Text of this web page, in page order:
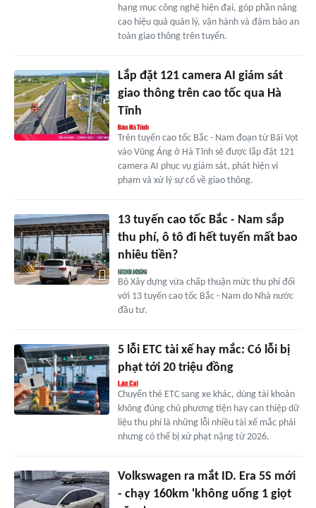
hạng mục công nghệ hiện đại, góp phần nâng
cao hiệu quả quản lý, vận hành và đảm bảo an
toàn giao thông trên tuyến.
Lắp đặt 121 camera AI giám sát
giao thông trên cao tốc qua Hà
Tĩnh
Trên tuyến cao tốc Bắc - Nam đoạn từ Bãi Vọt
vào Vũng Áng ở Hà Tĩnh sẽ được lắp đặt 121
camera AI phục vụ giám sát, phát hiện vi
phạm và xử lý sự cố về giao thông.
13 tuyến cao tốc Bắc - Nam sắp
thu phí, ô tô đi hết tuyến mất bao
nhiêu tiền?
Bộ Xây dựng vừa chấp thuận mức thu phí đối
với 13 tuyến cao tốc Bắc - Nam do Nhà nước
đầu tư.
5 lỗi ETC tài xế hay mắc: Có lỗi bị
phạt tới 20 triệu đồng
Chuyển thẻ ETC sang xe khác, dùng tài khoản
không đúng chủ phương tiện hay can thiệp dữ
liệu thu phí là những lỗi nhiều tài xế mắc phải
nhưng có thể bị xử phạt nặng từ 2026.
Volkswagen ra mắt ID. Era 5S mới
- chạy 160km 'không uống 1 giọt